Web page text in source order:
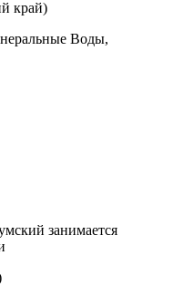
край)
Воды,
занимается